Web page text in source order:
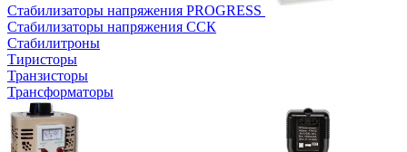
Стабилизаторы напряжения PROGRESS
Стабилизаторы напряжения ССК
Стабилитроны
Тиристоры
Транзисторы
Трансформаторы